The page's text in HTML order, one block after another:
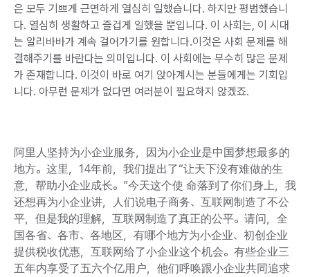
은 모두 기쁘게 근면하게 열심히 일했습니다. 하지만 평범했습니
다. 열심히 생활하고 즐겁게 일했을 뿐입니다. 이 사회는, 이 시대
는 알리바바가 계속 걸어가기를 원합니다.이것은 사회 문제를 해
결해주기를 바란다는 의미입니다. 이 사회에는 무수히 많은 문제
가 존재합니다. 이것이 바로 여기 앉아계시는 분들에게는 기회입
니다. 아무런 문제가 없다면 여러분이 필요하지 않겠죠.
阿里人坚持为小企业服务，因为小企业是中国梦想最多的
地方。这里，14年前，我们提出了“让天下没有难做的生
意，帮助小企业成长。”今天这个使 命落到了你们身上，我
还想再为小企业讲，人们说电子商务、互联网制造了不公
平，但是我的理解，互联网制造了真正的公平。请问，全
国各省、各市、各地区，有哪个地方为小企业、初创企业
提供税收优惠，互联网给了小企业这个机会。有些企业三
五年内享受了五六个亿用户，他们呼唤跟小企业共同追求